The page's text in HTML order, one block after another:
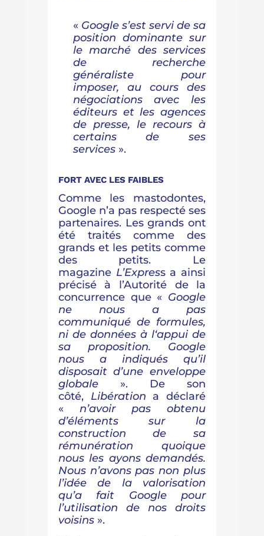
« Google s’est servide sa
position dominante sur
le marché des services
de recherche
généraliste pour
imposer, au cours des
négociations avec les
éditeurs et les agences
de presse, le recours à
certains de ses
services ».
FORT AVEC LES FAIBLES
Comme les mastodontes,
Google n’a pas respecté ses
partenaires. Les grands ont
été traités comme des
grands et les petits comme
des petits. Le
magazine L’Express a ainsi
précisé à l’Autorité de la
concurrence que « Google
ne nous a pas
communiqué de formules,
ni de données à l‘appui de
sa proposition. Google
nous a indiqués qu’il
disposait d’une enveloppe
globale». De son
côté,
Libération a déclaré
« n’avoir pas obtenu
d’éléments sur la
construction de sa
rémunération quoique
nous les ayons demandés.
Nous n’avons pas non plus
l’idée de la valorisation
qu’a fait Google pour
l’utilisation de nos droits
voisins».